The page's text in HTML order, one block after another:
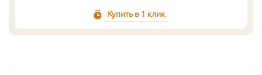
Купить в 1 клик